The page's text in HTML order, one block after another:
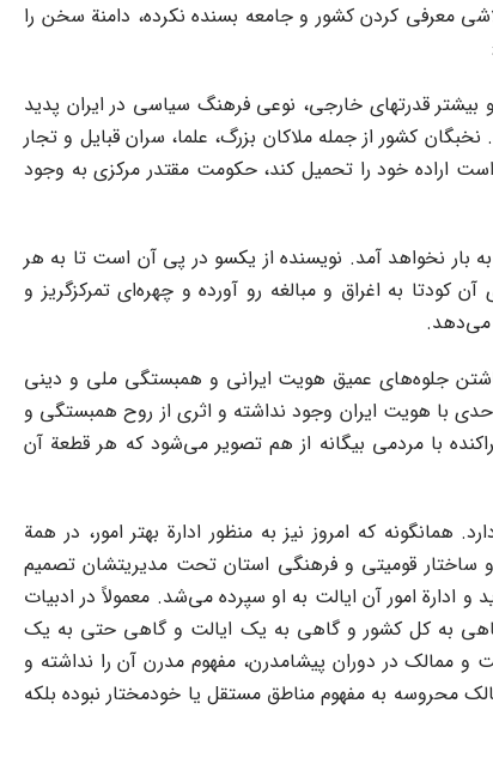
معرفی کردن کشور و جامعه بسنده نکرده، دامنة سخن را
قدرتهای خارجی، نوعی فرهنگ سیاسی در ایران پدید
کشور از جمله ملاکان بزرگ، علما، سران قبایل و تجار
اراده خود را تحمیل کند، حکومت مقتدر مرکزی به وجود
بار نخواهد آمد. نویسنده از یکسو در پی آن است تا به هر
مجری آن کودتا به اغراق و مبالغه رو آورده و چهره‌ای تمرکزگریز و
می‌دهد.
جلوه‌های عمیق هویت ایرانی و همبستگی ملی و دینی
با هویت ایران وجود نداشته و اثری از روح همبستگی و
با مردمی بیگانه از هم تصویر می‌شود که هر قطعة آن
که امروز نیز به منظور ادارة بهتر امور، در همة
و ساختار قومیتی و فرهنگی استان تحت مدیریتشان تصمیم
ادارة امور آن ایالت به او سپرده می‌شد. معمولاً در ادبیات
گاهی به کل کشور و گاهی به یک ایالت و گاهی حتی به یک
ممالک در دوران پیشامدرن، مفهوم مدرن آن را نداشته و
به مفهوم مناطق مستقل یا خودمختار نبوده بلکه